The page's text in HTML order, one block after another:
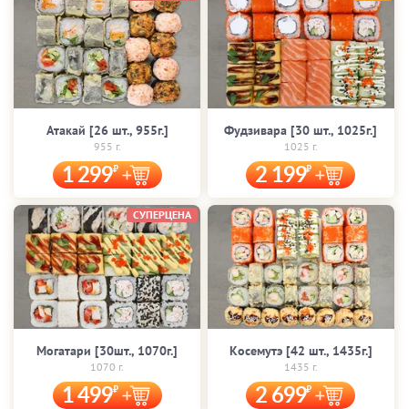
Атакай [26 шт., 955г.]
955 г.
1 299
Фудзивара [30 шт., 1025г.]
1025 г.
2 199
Могатари [30шт., 1070г.]
1070 г.
1 499
СУПЕРЦЕНА
Косемутэ [42 шт., 1435г.]
1435 г.
2 699